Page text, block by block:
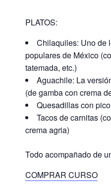
PLATOS:
Chilaquiles: Uno de
populares de México
tatemada, etc.)
Aguachile: La
(de gamba con crema
Quesadillas con
Tacos de carnitas
crema agria)
Todo acompañado de
COMPRAR CURSO